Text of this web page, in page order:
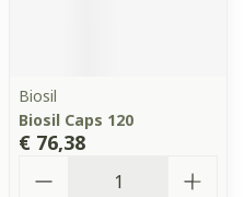
Biosil
Biosil Caps 120
€ 76,38